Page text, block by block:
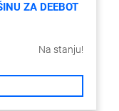
ZA DEEBOT
Na stanju!